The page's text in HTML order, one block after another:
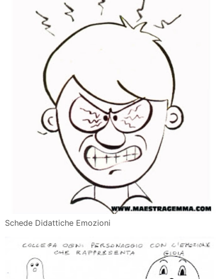
Schede Didattiche Emozioni